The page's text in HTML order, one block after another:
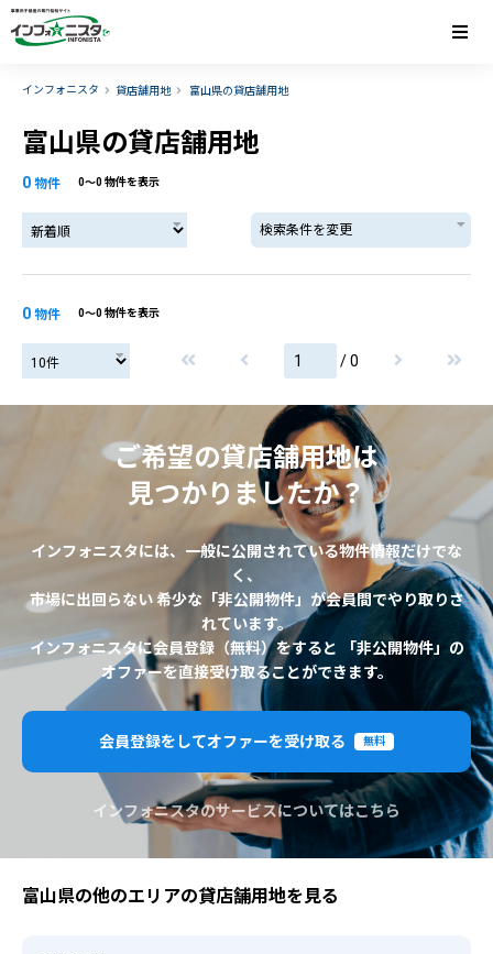
インフォニスタ 貸店舗用地 富山県の貸店舗用地
富山県の貸店舗用地
0 物件 0〜0 物件を表示
検索条件を変更
0 物件 0〜0 物件を表示
/ 0
ご希望の貸店舗用地は
見つかりましたか？
インフォニスタには、一般に公開されている物件情報だけでな
く、
市場に出回らない 希少な「非公開物件」が会員間でやり取りさ
れています。
インフォニスタに会員登録（無料）をすると 「非公開物件」の
オファーを直接受け取ることができます。
会員登録をしてオファーを受け取る 無料
インフォニスタのサービスについてはこちら
富山県の他のエリアの貸店舗用地を見る